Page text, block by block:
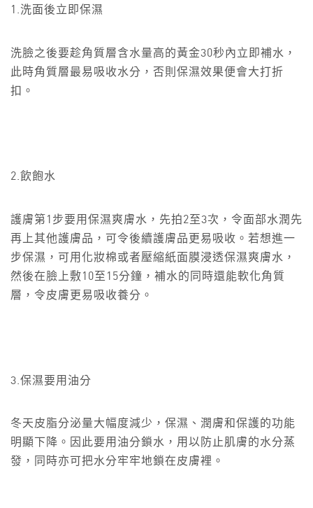
1.洗面後立即保濕
洗臉之後要趁角質層含水量高的黃金30秒內立即補水，
此時角質層最易吸收水分，否則保濕效果便會大打折
扣。
2.飲飽水
護膚第1步要用保濕爽膚水，先拍2至3次，令面部水潤先
再上其他護膚品，可令後續護膚品更易吸收。若想進一
步保濕，可用化妝棉或者壓縮紙面膜浸透保濕爽膚水，
然後在臉上敷10至15分鐘，補水的同時還能軟化角質
層，令皮膚更易吸收養分。
3.保濕要用油分
冬天皮脂分泌量大幅度減少，保濕、潤膚和保護的功能
明顯下降。因此要用油分鎖水，用以防止肌膚的水分蒸
發，同時亦可把水分牢牢地鎖在皮膚裡。